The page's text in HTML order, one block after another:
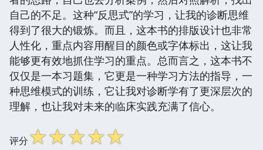
自己的不足。这种“反思式”的学习，让我的诊断思维
得到了很大的锻炼。而且，这本书的排版设计也非常
人性化，重点内容用醒目的颜色或字体标出，这让我
能够更有效地抓住学习的重点。总而言之，这本书不
仅仅是一本习题集，它更是一种学习方法的指导，一
种思维模式的训练，它让我对诊断学有了更深层次的
理解，也让我对未来的临床实践充满了信心。
评分☆☆☆☆☆